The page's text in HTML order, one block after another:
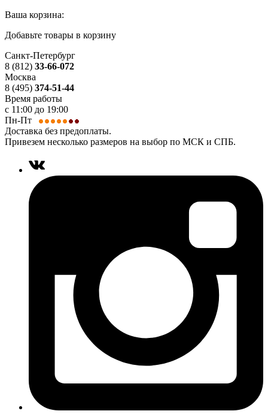
Ваша корзина:
Добавьте товары в корзину
Санкт-Петербург
8 (812) 33-66-072
Москва
8 (495) 374-51-44
Время работы
с 11:00 до 19:00
Пн-Пт
Доставка без предоплаты.
Привезем несколько размеров на выбор по МСК и СПБ.